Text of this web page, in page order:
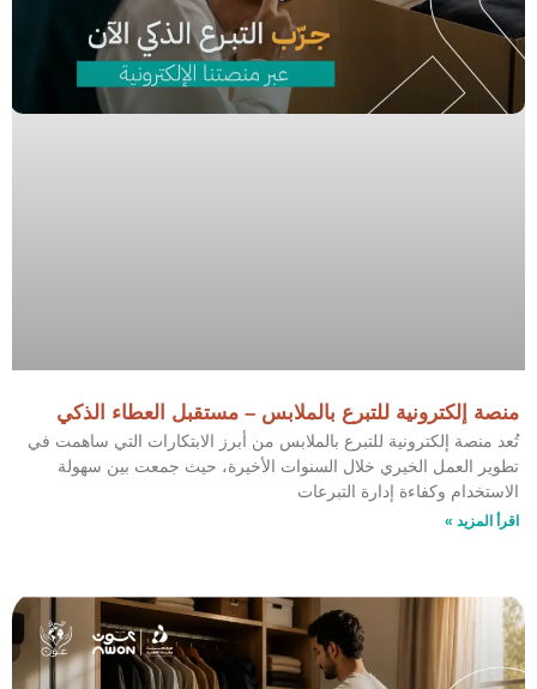
منصة إلكترونية للتبرع بالملابس – مستقبل العطاء الذكي
تُعد منصة إلكترونية للتبرع بالملابس من أبرز الابتكارات التي ساهمت في
تطوير العمل الخيري خلال السنوات الأخيرة، حيث جمعت بين سهولة
الاستخدام وكفاءة إدارة التبرعات
اقرأ المزيد »